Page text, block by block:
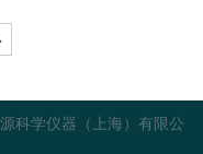
科学仪器（上海）有限公